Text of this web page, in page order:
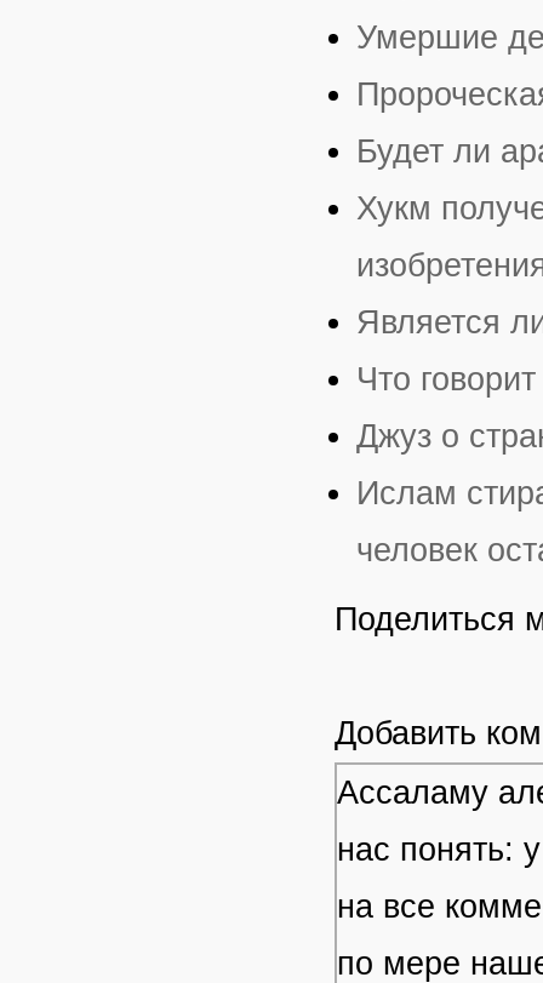
Умершие
Будет ли
Хукм
Является
Что
Джуз о
Ислам
человек
Поделиться
Добавить
Ассаламу
нас понять:
на все
по мере